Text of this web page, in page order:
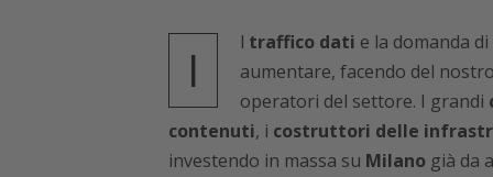
I l traffico dati e la domanda di
aumentare, facendo del
operatori del settore. I grandi
contenuti, i costruttori delle
investendo in massa su Milanogià da